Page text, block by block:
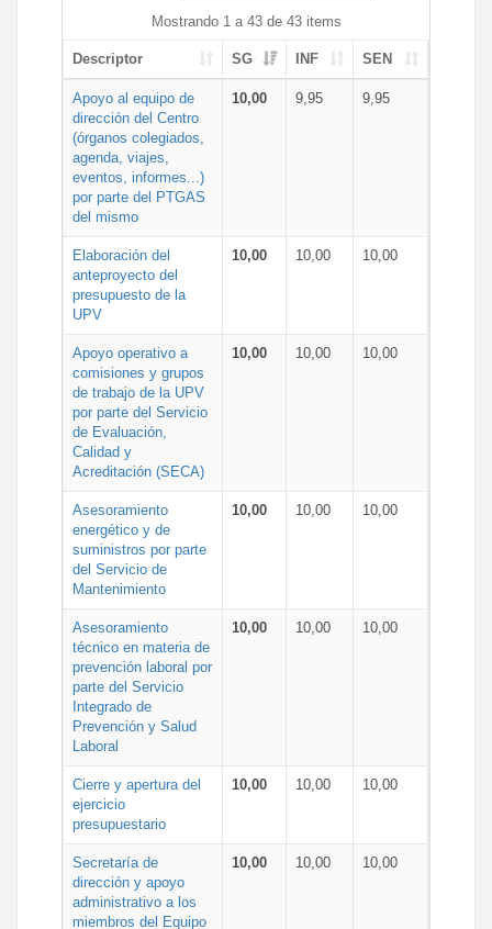
Mostrando 1 a 43 de 43 items
Descriptor SG INF SEN
Apoyo al equipo de
dirección del Centro
(órganos colegiados,
agenda, viajes,
eventos, informes...)
por parte del PTGAS
del mismo
10,00 9,95 9,95
Elaboración del
anteproyecto del
presupuesto de la
UPV
10,00 10,00 10,00
Apoyo operativo a
comisiones y grupos
de trabajo de la UPV
por parte del Servicio
de Evaluación,
Calidad y
Acreditación (SECA)
10,00 10,00 10,00
Asesoramiento
energético y de
suministros por parte
del Servicio de
Mantenimiento
10,00 10,00 10,00
Asesoramiento
técnico en materia de
prevención laboral por
parte del Servicio
Integrado de
Prevención y Salud
Laboral
10,00 10,00 10,00
Cierre y apertura del
ejercicio
presupuestario
10,00 10,00 10,00
Secretaría de
dirección y apoyo
administrativo a los
miembros del Equipo
10,00 10,00 10,00